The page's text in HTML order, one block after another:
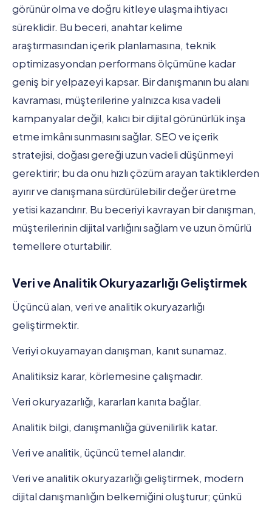
görünür olma ve doğru kitleye ulaşma ihtiyacı
süreklidir. Bu beceri, anahtar kelime
araştırmasından içerik planlamasına, teknik
optimizasyondan performans ölçümüne kadar
geniş bir yelpazeyi kapsar. Bir danışmanın bu alanı
kavraması, müşterilerine yalnızca kısa vadeli
kampanyalar değil, kalıcı bir dijital görünürlük inşa
etme imkânı sunmasını sağlar. SEO ve içerik
stratejisi, doğası gereği uzun vadeli düşünmeyi
gerektirir; bu da onu hızlı çözüm arayan taktiklerden
ayırır ve danışmana sürdürülebilir değer üretme
yetisi kazandırır. Bu beceriyi kavrayan bir danışman,
müşterilerinin dijital varlığını sağlam ve uzun ömürlü
temellere oturtabilir.
Veri ve Analitik Okuryazarlığı Geliştirmek
Üçüncü alan, veri ve analitik okuryazarlığı
geliştirmektir.
Veriyi okuyamayan danışman, kanıt sunamaz.
Analitiksiz karar, körlemesine çalışmadır.
Veri okuryazarlığı, kararları kanıta bağlar.
Analitik bilgi, danışmanlığa güvenilirlik katar.
Veri ve analitik, üçüncü temel alandır.
Veri ve analitik okuryazarlığı geliştirmek, modern
dijital danışmanlığın belkemiğini oluşturur; çünkü